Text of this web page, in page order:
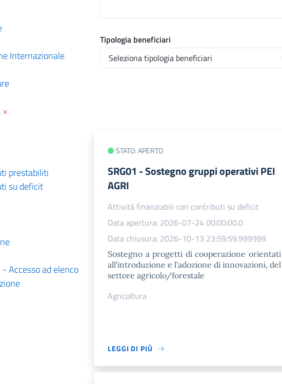
Internazionale
×
prestabiliti
su deficit
Accesso ad elenco
Tipologia beneficiari
STATO: APERTO
SRG01 - Sostegno gruppi operativi PEI
AGRI
Attività finanziabili con contributi su deficit
Data apertura: 2026-07-24 00:00:00.0
Data chiusura: 2026-10-13 23:59:59.999999
Sostegno a progetti di cooperazione orientati
all’introduzione e l’adozione di innovazioni, del
settore agricolo/forestale
Agricoltura
LEGGI DI PIÙ